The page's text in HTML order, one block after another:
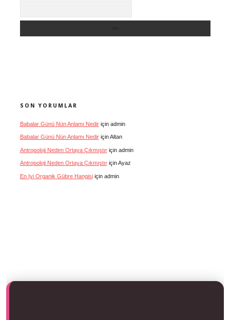
SON YORUMLAR
Babalar Günü Nün Anlamı Nediriçin admin
Babalar Günü Nün Anlamı NediriçinAltan
Antropoloji Neden Ortaya Çıkmıştıriçin admin
Antropoloji Neden Ortaya ÇıkmıştıriçinAyaz
En Iyi Organik Gübre Hangisiiçin admin